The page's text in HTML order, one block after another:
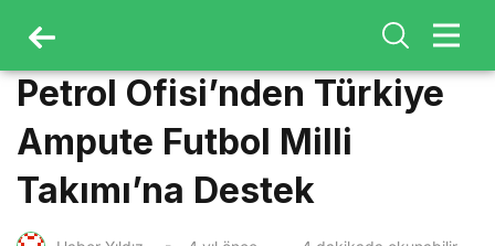
Petrol Ofisi’nden Türkiye
Ampute Futbol Milli
Takımı’na Destek